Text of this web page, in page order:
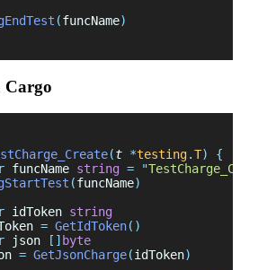
(funcName)
Cargo
(t *testing.T)
{
funcName string = "TestCharge_Create
(funcName)
idToken string
= GetIdToken()
json [] byte
= GetJsonCharge(idToken)